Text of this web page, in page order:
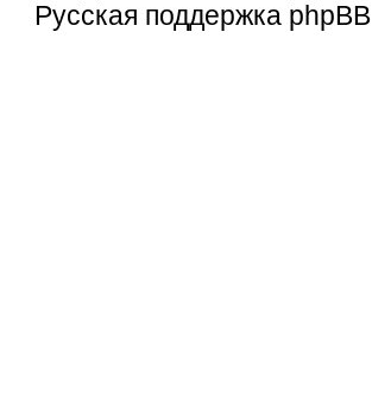
Русская поддержка phpBB